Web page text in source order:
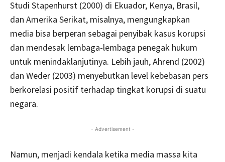
Studi Stapenhurst (2000) di Ekuador, Kenya, Brasil,
dan Amerika Serikat, misalnya, mengungkapkan
media bisa berperan sebagai penyibak kasus korupsi
dan mendesak lembaga-lembaga penegak hukum
untuk menindaklanjutinya. Lebih jauh, Ahrend (2002)
dan Weder (2003) menyebutkan level kebebasan pers
berkorelasi positif terhadap tingkat korupsi di suatu
negara.
- Advertisement -
Namun, menjadi kendala ketika media massa kita